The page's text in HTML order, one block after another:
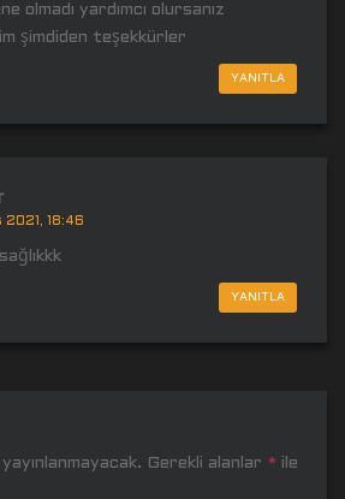
olmadı yardımcı olursanız
şimdiden teşekkürler
YANITLA
2021, 18:46
YANITLA
Gerekli alanlar * ile